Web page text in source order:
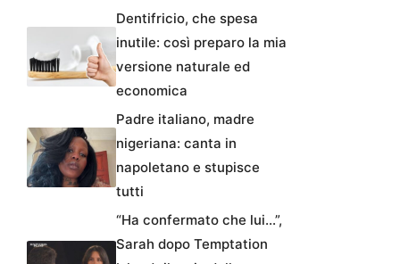
Dentifricio, che spesa
inutile: così preparo la mia
versione naturale ed
economica
Padre italiano, madre
nigeriana: canta in
napoletano e stupisce
tutti
“Ha confermato che lui…”,
Sarah dopo Temptation